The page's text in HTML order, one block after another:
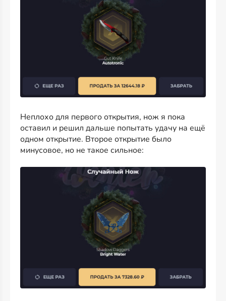
Неплохо для первого открытия, нож я пока
оставил и решил дальше попытать удачу на ещё
одном открытие. Второе открытие было
минусовое, но не такое сильное: